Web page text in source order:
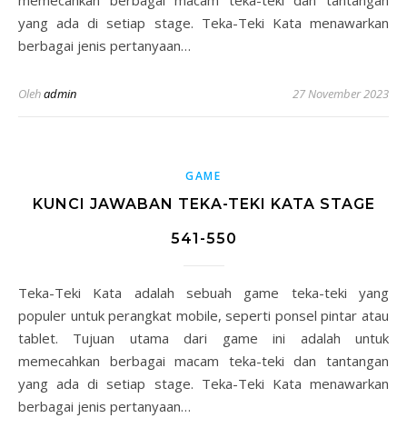
yang ada di setiap stage. Teka-Teki Kata menawarkan
berbagai jenis pertanyaan…
Olehadmin 27 November 2023
GAME
KUNCI JAWABAN TEKA-TEKI KATA STAGE
541-550
Teka-Teki Kata adalah sebuah game teka-teki yang
populer untuk perangkat mobile, seperti ponsel pintar atau
tablet. Tujuan utama dari game ini adalah untuk
memecahkan berbagai macam teka-teki dan tantangan
yang ada di setiap stage. Teka-Teki Kata menawarkan
berbagai jenis pertanyaan…